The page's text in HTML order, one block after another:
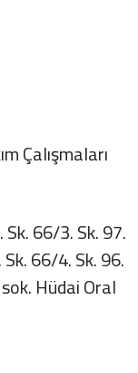
Çalışmaları
66/3. Sk. 97.
66/4. Sk. 96.
Hüdai Oral